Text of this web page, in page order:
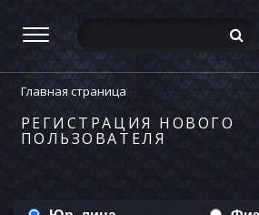
Главная страница
РЕГИСТРАЦИЯ НОВОГО
ПОЛЬЗОВАТЕЛЯ